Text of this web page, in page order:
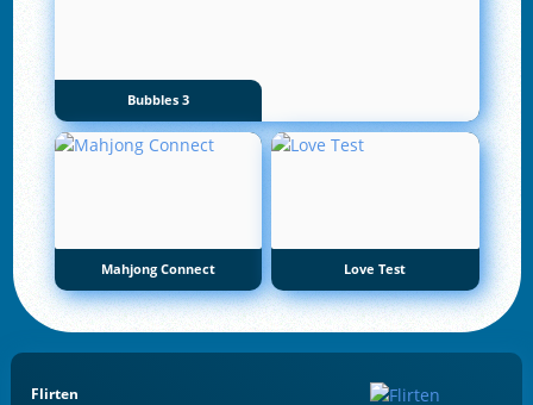
Bubbles 3
Mahjong Connect Love Test
Flirten